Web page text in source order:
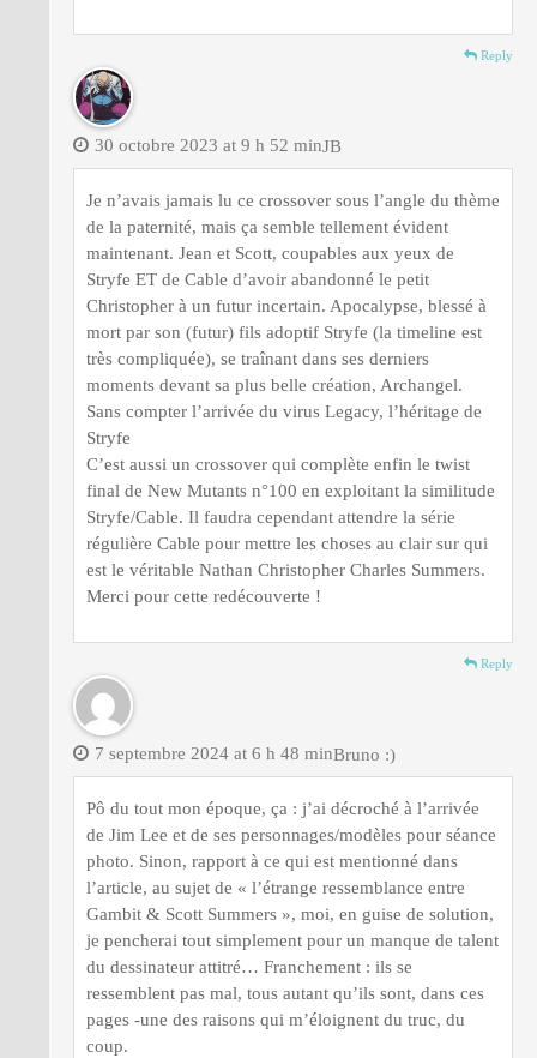
Reply
JB
30 octobre 2023 at 9 h 52 min
Je n’avais jamais lu ce crossover sous l’angle du thème
de la paternité, mais ça semble tellement évident
maintenant. Jean et Scott, coupables aux yeux de
Stryfe ET de Cable d’avoir abandonné le petit
Christopher à un futur incertain. Apocalypse, blessé à
mort par son (futur) fils adoptif Stryfe (la timeline est
très compliquée), se traînant dans ses derniers
moments devant sa plus belle création, Archangel.
Sans compter l’arrivée du virus Legacy, l’héritage de
Stryfe
C’est aussi un crossover qui complète enfin le twist
final de New Mutants n°100 en exploitant la similitude
Stryfe/Cable. Il faudra cependant attendre la série
régulière Cable pour mettre les choses au clair sur qui
est le véritable Nathan Christopher Charles Summers.
Merci pour cette redécouverte !
Reply
Bruno :)
7 septembre 2024 at 6 h 48 min
Pô du tout mon époque, ça : j’ai décroché à l’arrivée
de Jim Lee et de ses personnages/modèles pour séance
photo. Sinon, rapport à ce qui est mentionné dans
l’article, au sujet de « l’étrange ressemblance entre
Gambit & Scott Summers », moi, en guise de solution,
je pencherai tout simplement pour un manque de talent
du dessinateur attitré… Franchement : ils se
ressemblent pas mal, tous autant qu’ils sont, dans ces
pages -une des raisons qui m’éloignent du truc, du
coup.